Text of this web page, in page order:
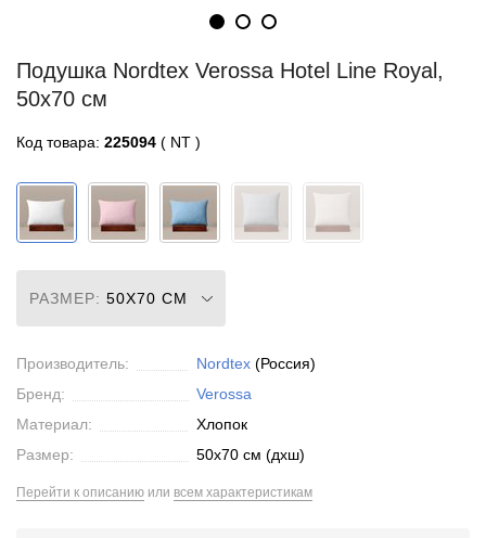
Подушка Nordtex Verossa Hotel Line Royal,
50x70 см
Код товара: 225094 ( NT )
РАЗМЕР: 50X70 СМ
Производитель: Nordtex(Россия)
Бренд:
Verossa
Материал:
Хлопок
Размер:
50x70 см (дxш)
Перейти к описанию или всем характеристикам